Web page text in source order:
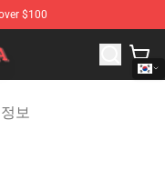
$100
Merchandise Store
보